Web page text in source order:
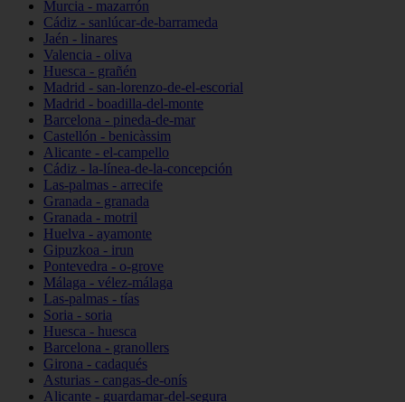
Murcia - mazarrón
Cádiz - sanlúcar-de-barrameda
Jaén - linares
Valencia - oliva
Huesca - grañén
Madrid - san-lorenzo-de-el-escorial
Madrid - boadilla-del-monte
Barcelona - pineda-de-mar
Castellón - benicàssim
Alicante - el-campello
Cádiz - la-línea-de-la-concepción
Las-palmas - arrecife
Granada - granada
Granada - motril
Huelva - ayamonte
Gipuzkoa - irun
Pontevedra - o-grove
Málaga - vélez-málaga
Las-palmas - tías
Soria - soria
Huesca - huesca
Barcelona - granollers
Girona - cadaqués
Asturias - cangas-de-onís
Alicante - guardamar-del-segura